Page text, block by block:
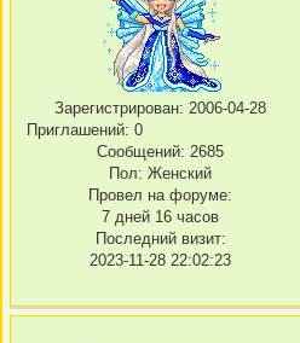
Зарегистрирован: 2006-04-28
Приглашений: 0
Сообщений: 2685
Пол: Женский
Провел на форуме:
7 дней 16 часов
Последний визит:
2023-11-28 22:02:23